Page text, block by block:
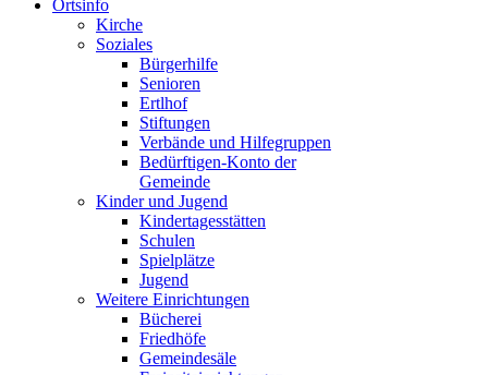
Ortsinfo
Kirche
Soziales
Bürgerhilfe
Senioren
Ertlhof
Stiftungen
Verbände und Hilfegruppen
Bedürftigen-Konto der
Gemeinde
Kinder und Jugend
Kindertagesstätten
Schulen
Spielplätze
Jugend
Weitere Einrichtungen
Bücherei
Friedhöfe
Gemeindesäle